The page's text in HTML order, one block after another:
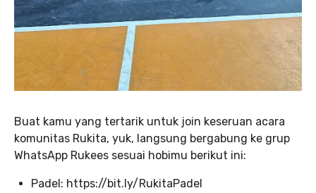
Buat kamu yang tertarik untuk join keseruan acara
komunitas Rukita, yuk, langsung bergabung ke grup
WhatsApp Rukees sesuai hobimu berikut ini:
Padel: https://bit.ly/RukitaPadel